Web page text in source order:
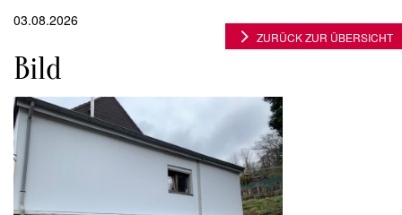
03.08.2026
Bild
ZURÜCK ZUR ÜBERSICHT